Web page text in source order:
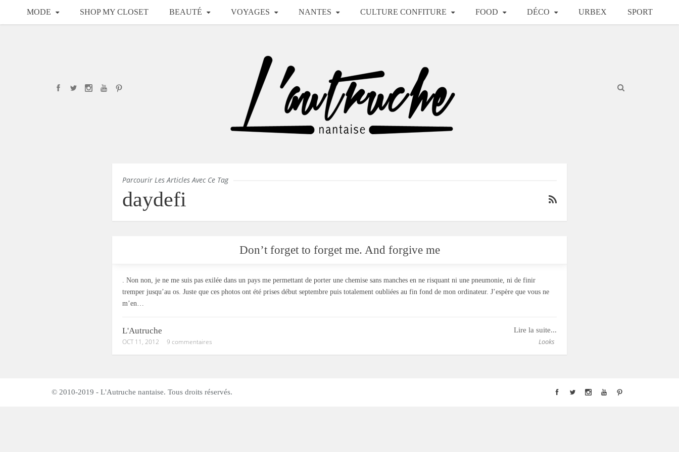
MODE SHOP MY CLOSET BEAUTÉ VOYAGES NANTES CULTURE CONFITURE FOOD DÉCO URBEX SPORT
Parcourir Les Articles Avec Ce Tag
daydefi
Don’t forget to forget me. And forgive me
. Non non, je ne me suis pas exilée dans un pays me permettant de porter une chemise sans manches en ne risquant ni une pneumonie, ni de finir
tremper jusqu’au os. Juste que ces photos ont été prises début septembre puis totalement oubliées au fin fond de mon ordinateur. J’espère que vous ne
m’en…
Lire la suite...
Looks
L'Autruche
OCT 11, 2012 9 commentaires
© 2010-2019 - L'Autruche nantaise. Tous droits réservés.